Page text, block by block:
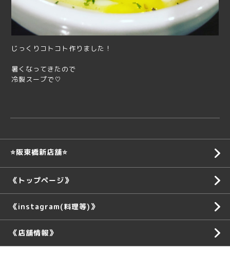
じっくりコトコト作りました！
暑くなってきたので
冷製スープで♡
⭐️阪東橋新店舗⭐️
《トップページ》
《instagram(料理等)》
《店舗情報》